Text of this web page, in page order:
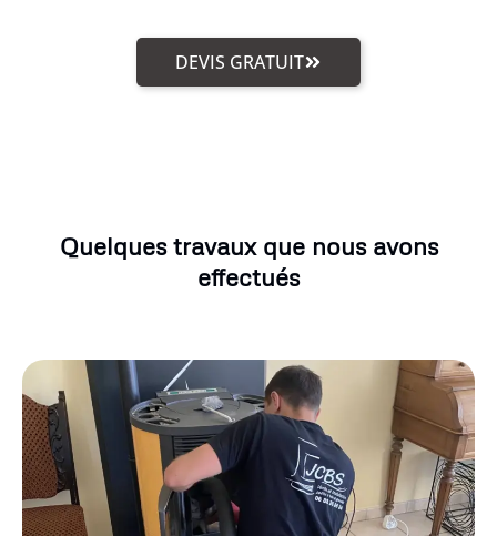
DEVIS GRATUIT
Quelques travaux que nous avons
effectués